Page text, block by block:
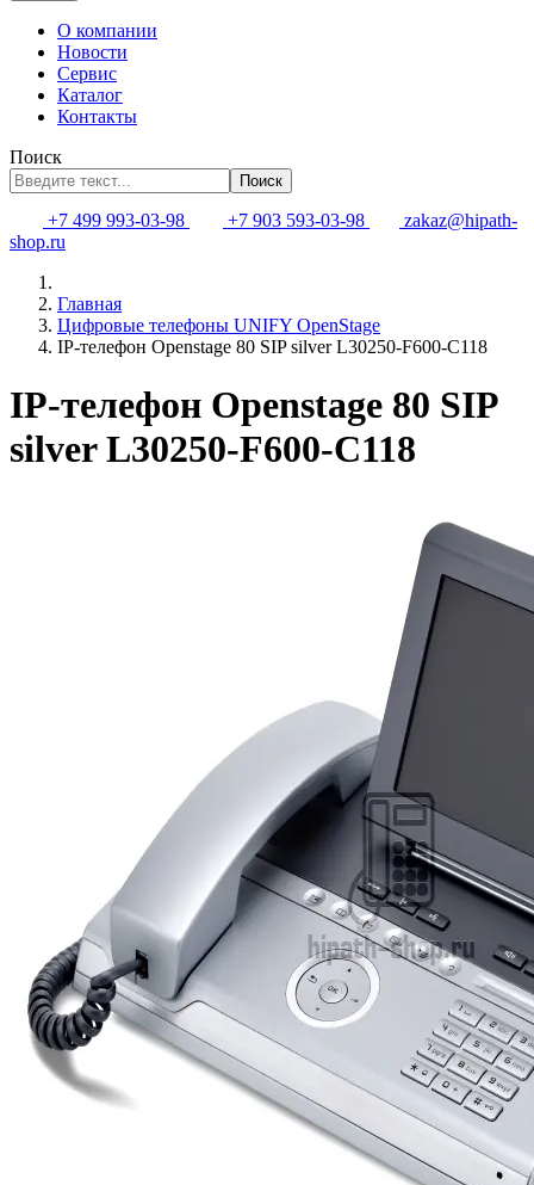
О компании
Новости
Сервис
Каталог
Контакты
Поиск
Поиск
+7 499 993-03-98 +7 903 593-03-98
zakaz@hipath-
shop.ru
Главная
Цифровые телефоны UNIFY OpenStage
IP-телефон Openstage 80 SIP silver L30250-F600-C118
IP-телефон Openstage 80 SIP
silver L30250-F600-C118